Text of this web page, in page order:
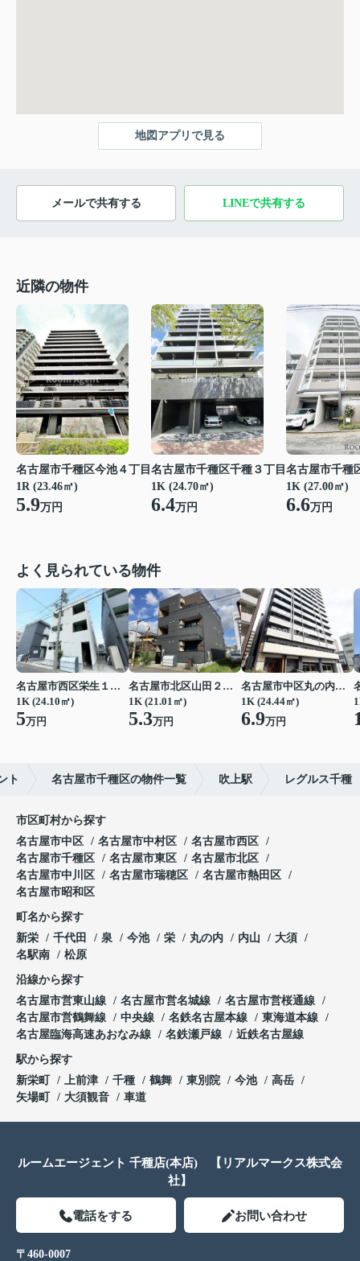
地図アプリで見る
メールで共有する LINEで共有する
近隣の物件
名古屋市千種区今池４丁目
1R (23.46㎡)
5.9万円
名古屋市千種区千種３丁目
1K (24.70㎡)
6.4万円
名古屋市千種
1K (27.00㎡)
6.6万円
よく見られている物件
名古屋市西区栄生１丁目
1K (24.10㎡)
5万円
名古屋市北区山田２丁目
1K (21.01㎡)
5.3万円
名古屋市中区丸の内２丁目
1K (24.44㎡)
6.9万円
ト 名古屋市千種区の物件一覧 吹上駅 レグルス千種
市区町村から探す
名古屋市中区
名古屋市中村区
名古屋市西区
名古屋市千種区
名古屋市東区
名古屋市北区
名古屋市中川区
名古屋市瑞穂区
名古屋市熱田区
名古屋市昭和区
町名から探す
新栄
千代田 泉 今池 栄 丸の内 内山
大須
名駅南
松原
沿線から探す
名古屋市営東山線
名古屋市営名城線
名古屋市営桜通線
名古屋市営鶴舞線
中央線 名鉄名古屋本線
東海道本線
名古屋臨海高速あおなみ線
名鉄瀬戸線 近鉄名古屋線
駅から探す
新栄町
上前津 千種 鶴舞 東別院 今池
高岳
矢場町
大須観音 車道
ルームエージェント 千種店(本店) 【リアルマークス株式会
社】
電話をする お問い合わせ
〒460-0007